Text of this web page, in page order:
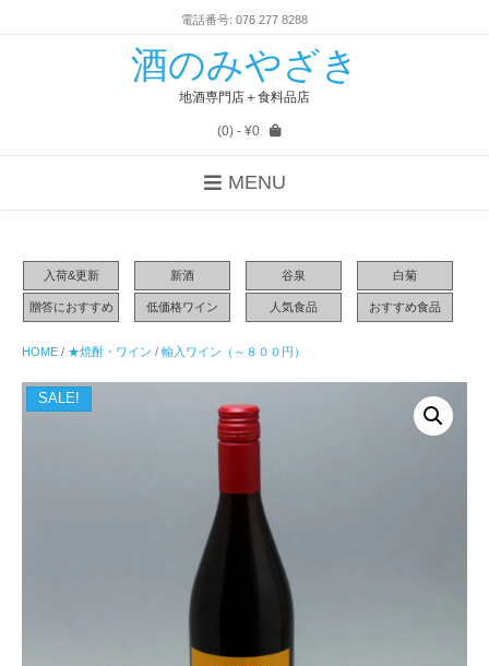
電話番号: 076 277 8288
酒のみやざき
地酒専門店＋食料品店
(0)- ¥0
MENU
入荷&更新 新酒 谷泉 白菊
贈答におすすめ 低価格ワイン 人気食品 おすすめ食品
HOME / ★焼酎・ワイン / 輸入ワイン（～８００円）
SALE!